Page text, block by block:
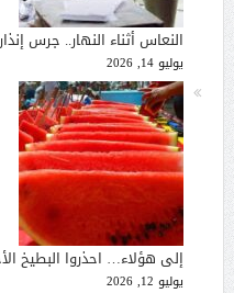
النعاس أثناء النهار.. جرس
يوليو 14, 2026
إلى هؤلاء… احذروا البطيخ
يوليو 12, 2026